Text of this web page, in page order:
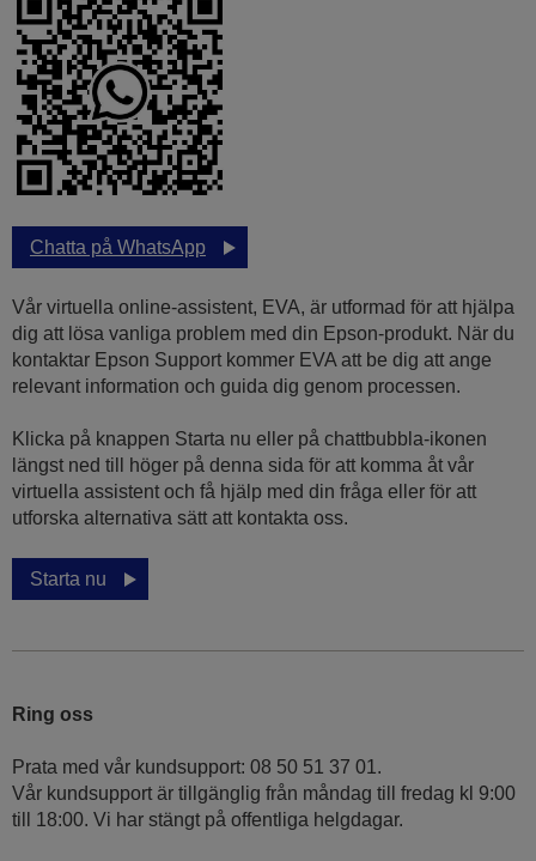
Chatta på WhatsApp
Vår virtuella online-assistent, EVA, är utformad för att hjälpa
dig att lösa vanliga problem med din Epson-produkt. När du
kontaktar Epson Support kommer EVA att be dig att ange
relevant information och guida dig genom processen.
Klicka på knappen Starta nu eller på chattbubbla-ikonen
längst ned till höger på denna sida för att komma åt vår
virtuella assistent och få hjälp med din fråga eller för att
utforska alternativa sätt att kontakta oss.
Starta nu
Ring oss
Prata med vår kundsupport: 08 50 51 37 01.
Vår kundsupport är tillgänglig från måndag till fredag kl 9:00
till 18:00. Vi har stängt på offentliga helgdagar.